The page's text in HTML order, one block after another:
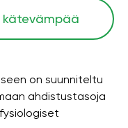
kätevämpää
on suunniteltu
ahdistustasoja